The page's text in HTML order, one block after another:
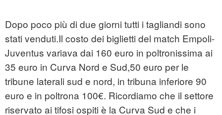
Dopo poco più di due giorni tutti i tagliandi sono
stati venduti.Il costo dei biglietti del match Empoli-
Juventus variava dai 160 euro in poltronissima ai
35 euro in Curva Nord e Sud,50 euro per le
tribune laterali sud e nord, in tribuna inferiore 90
euro e in poltrona 100€. Ricordiamo che il settore
riservato ai tifosi ospiti è la Curva Sud e che i